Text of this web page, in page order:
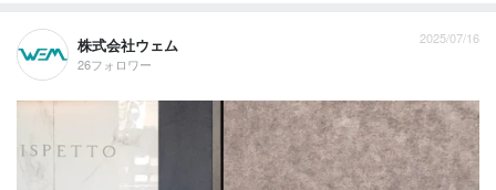
株式会社ウェム
26フォロワー
2025/07/16